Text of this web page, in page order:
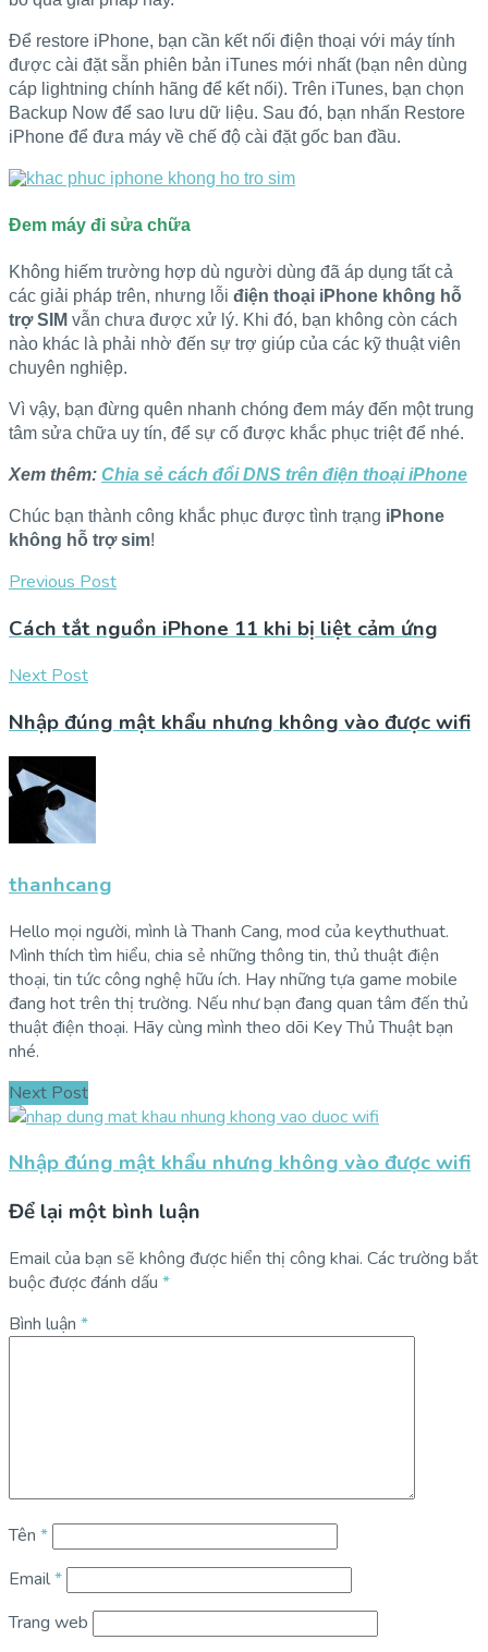
Để restore iPhone, bạn cần kết nối điện thoại với máy tính
được cài đặt sẵn phiên bản iTunes mới nhất (bạn nên dùng
cáp lightning chính hãng để kết nối). Trên iTunes, bạn chọn
Backup Now để sao lưu dữ liệu. Sau đó, bạn nhấn Restore
iPhone để đưa máy về chế độ cài đặt gốc ban đầu.
Đem máy đi sửa chữa
Không hiếm trường hợp dù người dùng đã áp dụng tất cả
các giải pháp trên, nhưng lỗi điện thoại iPhone không hỗ
trợ SIM vẫn chưa được xử lý. Khi đó, bạn không còn cách
nào khác là phải nhờ đến sự trợ giúp của các kỹ thuật viên
chuyên nghiệp.
Vì vậy, bạn đừng quên nhanh chóng đem máy đến một trung
tâm sửa chữa uy tín, để sự cố được khắc phục triệt để nhé.
Xem thêm: Chia sẻ cách đổi DNS trên điện thoại iPhone
Chúc bạn thành công khắc phục được tình trạng iPhone
không hỗ trợ sim!
Previous Post
Cách tắt nguồn iPhone 11 khi bị liệt cảm ứng
Next Post
Nhập đúng mật khẩu nhưng không vào được wifi
thanhcang
Hello mọi người, mình là Thanh Cang, mod của keythuthuat.
Mình thích tìm hiểu, chia sẻ những thông tin, thủ thuật điện
thoại, tin tức công nghệ hữu ích. Hay những tựa game mobile
đang hot trên thị trường. Nếu như bạn đang quan tâm đến thủ
thuật điện thoại. Hãy cùng mình theo dõi Key Thủ Thuật bạn
nhé.
Next Post
Nhập đúng mật khẩu nhưng không vào được wifi
Để lại một bình luận
Email của bạn sẽ không được hiển thị công khai. Các trường bắt
buộc được đánh dấu *
Bình luận *
Tên *
Email*
Trang web